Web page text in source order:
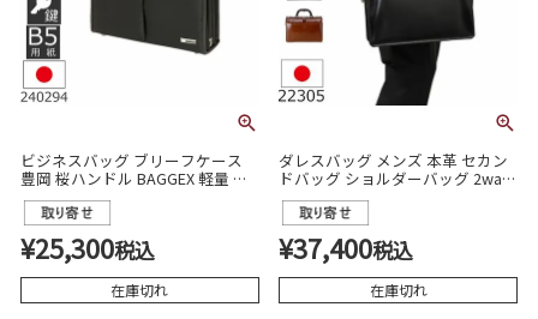
ビジネスバッグ ブリーフケース
豊岡 桜ハンドル BAGGEX 軽量 木
手 ナイロン メンズ 240294
¥25,300税込
在庫切れ
ダレスバッグ メンズ 本革 セカン
ドバッグ ショルダーバッグ 2way
ミニダレス 斜めがけ 日本製 サド
ル SADDLE 22305
¥37,400税込
在庫切れ